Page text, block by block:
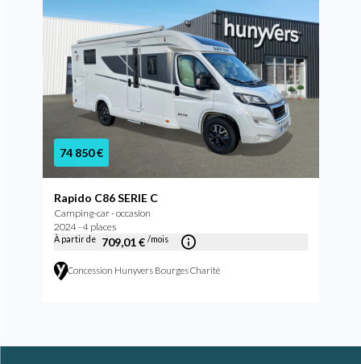
74 850 €
Rapido C86 SERIE C
Camping-car - occasion
2024 - 4 places
À partir de 709,01 € /mois
Concession Hunyvers Bourges Charité